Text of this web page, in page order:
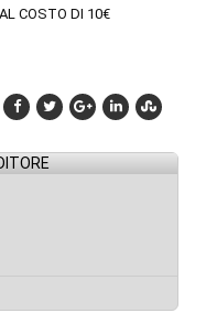
COSTO DI 10€